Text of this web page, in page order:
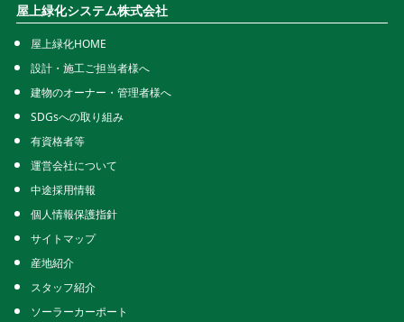
屋上緑化システム株式会社
屋上緑化HOME
設計・施工ご担当者様へ
建物のオーナー・管理者様へ
SDGsへの取り組み
有資格者等
運営会社について
中途採用情報
個人情報保護指針
サイトマップ
産地紹介
スタッフ紹介
ソーラーカーポート